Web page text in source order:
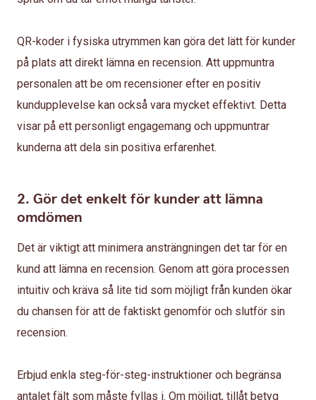
QR-koder i fysiska utrymmen kan göra det lätt för kunder
på plats att direkt lämna en recension. Att uppmuntra
personalen att be om recensioner efter en positiv
kundupplevelse kan också vara mycket effektivt. Detta
visar på ett personligt engagemang och uppmuntrar
kunderna att dela sin positiva erfarenhet.
2. Gör det enkelt för kunder att lämna
omdömen
Det är viktigt att minimera ansträngningen det tar för en
kund att lämna en recension. Genom att göra processen
intuitiv och kräva så lite tid som möjligt från kunden ökar
du chansen för att de faktiskt genomför och slutför sin
recension.
Erbjud enkla steg-för-steg-instruktioner och begränsa
antalet fält som måste fyllas i. Om möjligt, tillåt betyg